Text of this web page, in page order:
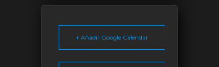
+ Añadir Google Calendar